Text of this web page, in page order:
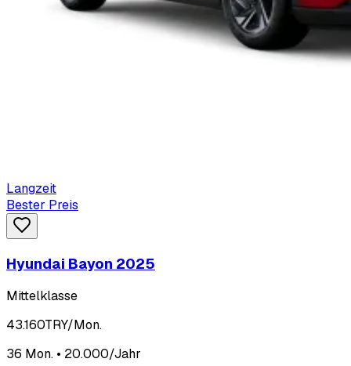
Langzeit
Bester Preis
Hyundai Bayon 2025
Mittelklasse
43.160TRY/Mon.
36 Mon. • 20.000/Jahr